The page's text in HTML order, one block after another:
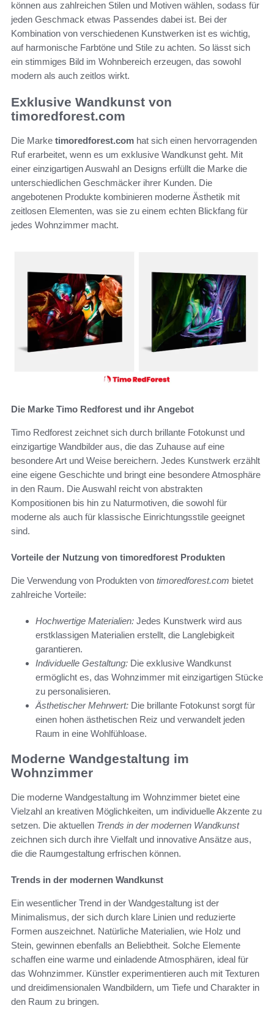
können aus zahlreichen Stilen und Motiven wählen, sodass für
jeden Geschmack etwas Passendes dabei ist. Bei der
Kombination von verschiedenen Kunstwerken ist es wichtig,
auf harmonische Farbtöne und Stile zu achten. So lässt sich
ein stimmiges Bild im Wohnbereich erzeugen, das sowohl
modern als auch zeitlos wirkt.
Exklusive Wandkunst von
timoredforest.com
Die Marke timoredforest.com hat sich einen hervorragenden
Ruf erarbeitet, wenn es um exklusive Wandkunst geht. Mit
einer einzigartigen Auswahl an Designs erfüllt die Marke die
unterschiedlichen Geschmäcker ihrer Kunden. Die
angebotenen Produkte kombinieren moderne Ästhetik mit
zeitlosen Elementen, was sie zu einem echten Blickfang für
jedes Wohnzimmer macht.
Die Marke Timo Redforest und ihr Angebot
Timo Redforest zeichnet sich durch brillante Fotokunst und
einzigartige Wandbilder aus, die das Zuhause auf eine
besondere Art und Weise bereichern. Jedes Kunstwerk erzählt
eine eigene Geschichte und bringt eine besondere Atmosphäre
in den Raum. Die Auswahl reicht von abstrakten
Kompositionen bis hin zu Naturmotiven, die sowohl für
moderne als auch für klassische Einrichtungsstile geeignet
sind.
Vorteile der Nutzung von timoredforest Produkten
Die Verwendung von Produkten von timoredforest.com bietet
zahlreiche Vorteile:
Hochwertige Materialien: Jedes Kunstwerk wird aus
erstklassigen Materialien erstellt, die Langlebigkeit
garantieren.
Individuelle Gestaltung: Die exklusive Wandkunst
ermöglicht es, das Wohnzimmer mit einzigartigen Stücke
zu personalisieren.
Ästhetischer Mehrwert: Die brillante Fotokunst sorgt für
einen hohen ästhetischen Reiz und verwandelt jeden
Raum in eine Wohlfühloase.
Moderne Wandgestaltung im
Wohnzimmer
Die moderne Wandgestaltung im Wohnzimmer bietet eine
Vielzahl an kreativen Möglichkeiten, um individuelle Akzente zu
setzen. Die aktuellen Trends in der modernen Wandkunst
zeichnen sich durch ihre Vielfalt und innovative Ansätze aus,
die die Raumgestaltung erfrischen können.
Trends in der modernen Wandkunst
Ein wesentlicher Trend in der Wandgestaltung ist der
Minimalismus, der sich durch klare Linien und reduzierte
Formen auszeichnet. Natürliche Materialien, wie Holz und
Stein, gewinnen ebenfalls an Beliebtheit. Solche Elemente
schaffen eine warme und einladende Atmosphären, ideal für
das Wohnzimmer. Künstler experimentieren auch mit Texturen
und dreidimensionalen Wandbildern, um Tiefe und Charakter in
den Raum zu bringen.